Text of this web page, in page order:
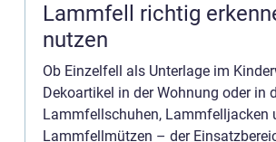
Lammfell richtig
nutzen
Ob Einzelfell als Unterlage im
Dekoartikel in der Wohnung oder in
Lammfellschuhen, Lammfelljacken
Lammfellmützen – der